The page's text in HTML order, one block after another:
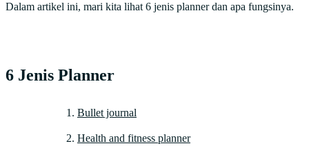
Dalam artikel ini, mari kita lihat 6 jenis planner dan apa fungsinya.
6 Jenis Planner
Bullet journal
Health and fitness planner